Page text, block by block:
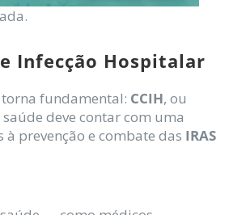
Infecção Hospitalar
fundamental: CCIH, ou
deve contar com uma
prevenção e combate das IRAS